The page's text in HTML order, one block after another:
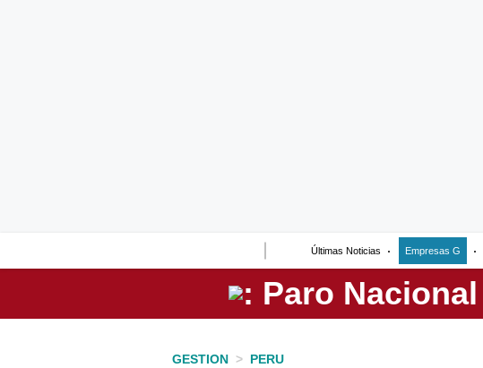
Últimas Noticias Empresas G
Perú
GESTION > PERU